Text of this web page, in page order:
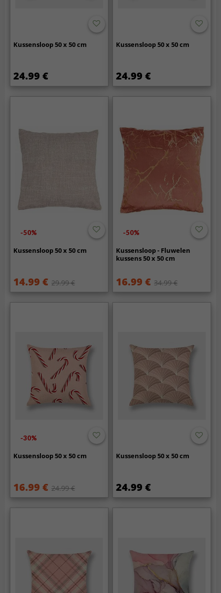
Kussensloop 50 x 50 cm
24.99 €
Kussensloop 50 x 50 cm
24.99 €
-50%
Kussensloop 50 x 50 cm
14.99 € 29.99 €
-50%
Kussensloop - Fluwelen
kussens 50 x 50 cm
16.99 € 34.99 €
-30%
Kussensloop 50 x 50 cm
16.99 € 24.99 €
Kussensloop 50 x 50 cm
24.99 €